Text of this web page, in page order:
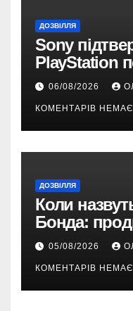
ДОЗВІЛЛЯ
Sony
PlayStation
на цифрові
06/08/2026
КОМЕНТАРІВ НЕМАЄ
ДОЗВІЛЛЯ
Коли
Бонда:
про терміни
05/08/2026
КОМЕНТАРІВ НЕМАЄ